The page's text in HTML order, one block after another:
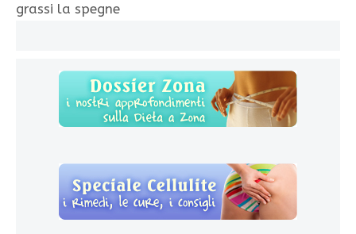
grassi la spegne